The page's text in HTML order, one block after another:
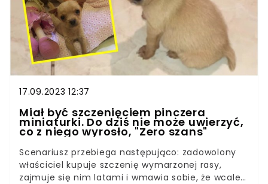
17.09.2023 12:37
Miał być szczenięciem pinczera
miniaturki. Do dziś nie może uwierzyć,
co z niego wyrosło, "Zero szans"
Scenariusz przebiega następująco: zadowolony
właściciel kupuje szczenię wymarzonej rasy,
zajmuje się nim latami i wmawia sobie, że wcale